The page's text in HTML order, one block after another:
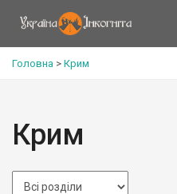
Головна > Крим
Крим